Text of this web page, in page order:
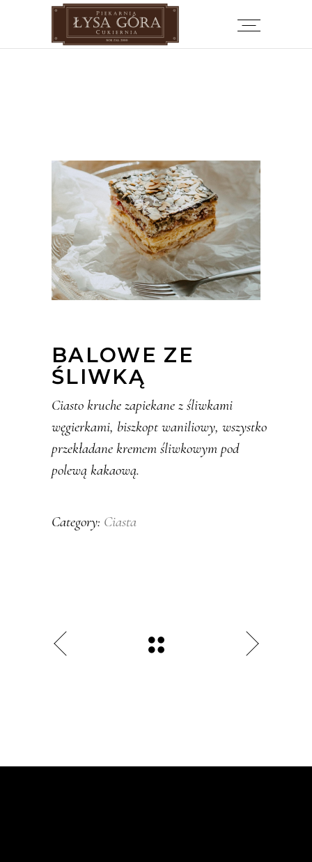
BALOWE ZE
ŚLIWKĄ
Ciasto kruche zapiekane z śliwkami
węgierkami, biszkopt waniliowy, wszystko
przekładane kremem śliwkowym pod
polewą kakaową.
Category: Ciasta